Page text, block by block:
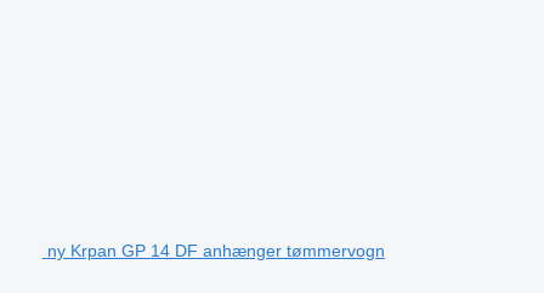
ny Krpan GP 14 DF anhænger tømmervogn